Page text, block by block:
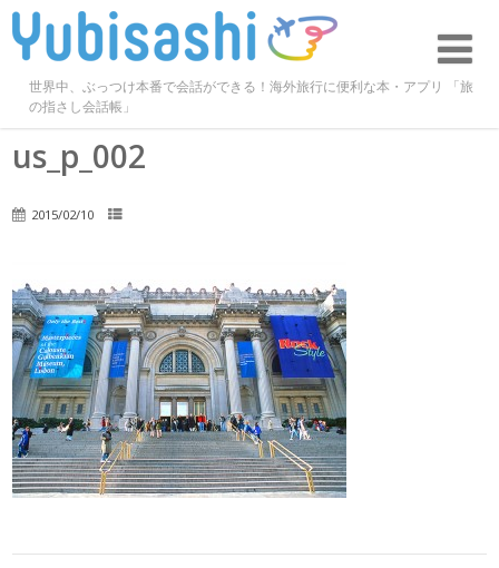
世界中、ぶっつけ本番で会話ができる！海外旅行に便利な本・アプリ 「旅
の指さし会話帳」
us_p_002
2015/02/10